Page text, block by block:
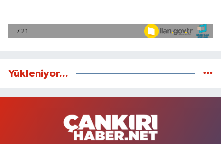
Yükleniyor...